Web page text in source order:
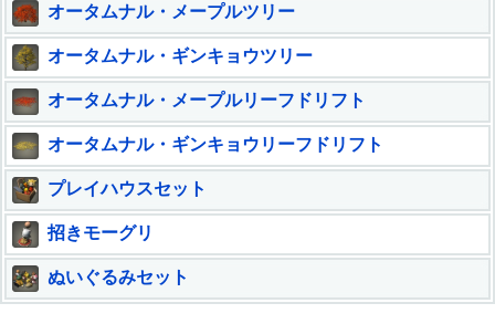
オータムナル・メープルツリー
オータムナル・ギンキョウツリー
オータムナル・メープルリーフドリフト
オータムナル・ギンキョウリーフドリフト
プレイハウスセット
招きモーグリ
ぬいぐるみセット